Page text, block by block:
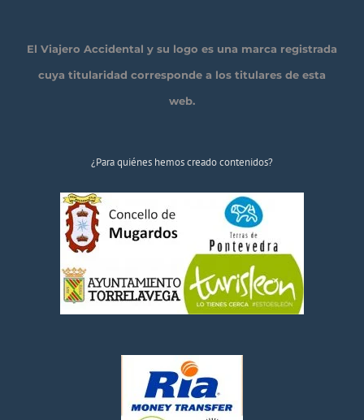
El Viajero Accidental y su logo es una marca registrada
cuya titularidad corresponde a los titulares de esta
web.
¿Para quiénes hemos creado contenidos?